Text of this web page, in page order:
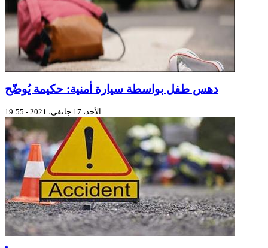
دهس طفل بواسطة سيارة أمنية: حكيمة يُوضّح
الأحد، 17 جانفي، 2021 - 19:55